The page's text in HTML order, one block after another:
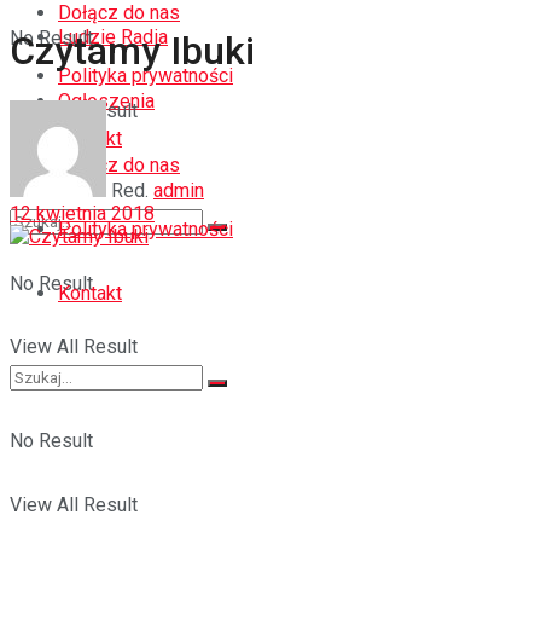
Dołącz do nas
Polityka prywatności
Kontakt
No Result
View All Result
Ludzie Radia
Ogłoszenia
Dołącz do nas
Polityka prywatności
Kontakt
No Result
View All Result
No Result
View All Result
Czytamy Ibuki
Red. admin
12 kwietnia 2018